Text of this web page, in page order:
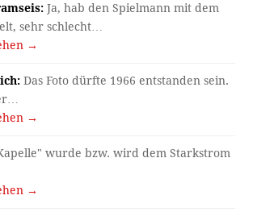
Ja, hab den Spielmann mit dem
sehr schlecht…
→
Das Foto dürfte 1966 entstanden sein.
→
wurde bzw. wird dem Starkstrom
→